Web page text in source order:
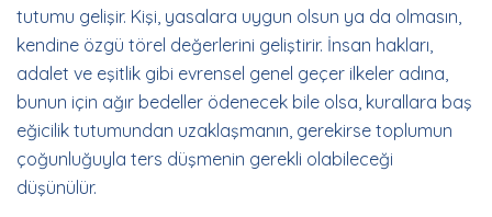
tutumu gelişir. Kişi, yasalara uygun olsun ya da olmasın,
kendine özgü törel değerlerini geliştirir. İnsan hakları,
adalet ve eşitlik gibi evrensel genel geçer ilkeler adına,
bunun için ağır bedeller ödenecek bile olsa, kurallara baş
eğicilik tutumundan uzaklaşmanın, gerekirse toplumun
çoğunluğuyla ters düşmenin gerekli olabileceği
düşünülür.